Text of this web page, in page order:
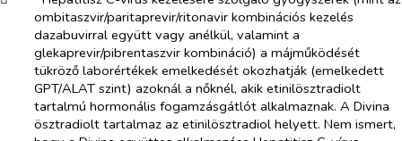
ombitaszvir/paritaprevir/ritonavir kombinációs kezelés
dazabuvirral együtt vagy anélkül, valamint a
glekaprevir/pibrentaszvir kombináció) a májműködését
tükröző laborértékek emelkedését okozhatják (emelkedett
GPT/ALAT szint) azoknál a nőknél, akik etinilösztradiolt
tartalmú hormonális fogamzásgátlót alkalmaznak. A Divina
ösztradiolt tartalmaz az etinilösztradiol helyett. Nem ismert,